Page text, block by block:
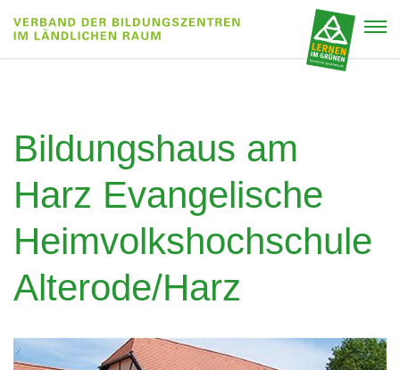
Bildungshaus am
Harz Evangelische
Heimvolkshochschule
Alterode/Harz